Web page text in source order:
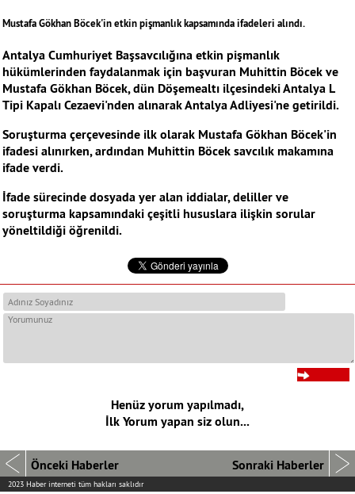
Mustafa Gökhan Böcek'in etkin pişmanlık kapsamında ifadeleri alındı.
Antalya Cumhuriyet Başsavcılığına etkin pişmanlık
hükümlerinden faydalanmak için başvuran Muhittin Böcek ve
Mustafa Gökhan Böcek, dün Döşemealtı ilçesindeki Antalya L
Tipi Kapalı Cezaevi'nden alınarak Antalya Adliyesi'ne getirildi.
Soruşturma çerçevesinde ilk olarak Mustafa Gökhan Böcek'in
ifadesi alınırken, ardından Muhittin Böcek savcılık makamına
ifade verdi.
İfade sürecinde dosyada yer alan iddialar, deliller ve
soruşturma kapsamındaki çeşitli hususlara ilişkin sorular
yöneltildiği öğrenildi.
Henüz yorum yapılmadı,
İlk Yorum yapan siz olun...
Önceki Haberler Sonraki Haberler
2023 Haber interneti tüm hakları saklıdır